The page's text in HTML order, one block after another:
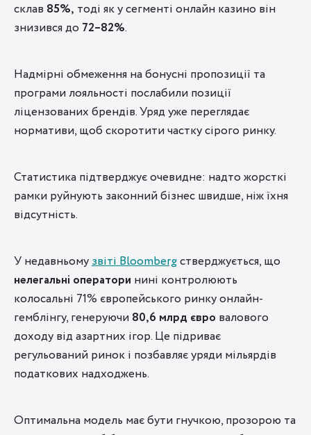
склав 85%, тоді як у сегменті онлайн казино він
знизився до 72–82%.
Надмірні обмеження на бонусні пропозиції та
програми лояльності послабили позиції
ліцензованих брендів. Уряд уже переглядає
нормативи, щоб скоротити частку сірого ринку.
Статистика підтверджує очевидне: надто жорсткі
рамки руйнують законний бізнес швидше, ніж їхня
відсутність.
У недавньомузвіті Bloombergстверджується, що
нелегальні оператори нині контролюють
колосальні 71% європейського ринку онлайн-
гемблінгу, генеруючи 80,6 млрд євро валового
доходу від азартних ігор. Це підриває
регульований ринок і позбавляє уряди мільярдів
податкових надходжень.
Оптимальна модель має бути гнучкою, прозорою та